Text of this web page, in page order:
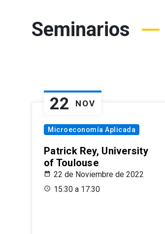
Seminarios
22 NOV
Microeconomía Aplicada
Patrick Rey, University
of Toulouse
22 de Noviembre de 2022
15:30 a 17:30